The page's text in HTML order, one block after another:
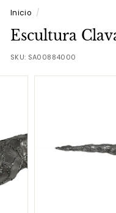
o
r
a
d
o
Inicio /
Escultura
SKU: SA00884000